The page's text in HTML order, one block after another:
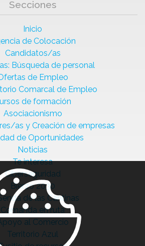
Secciones
Inicio
de Colocación
Candidatos/as
Búsqueda de personal
de Empleo
Comarcal de Empleo
de formación
Asociacionismo
as y Creación de empresas
de Oportunidades
Noticias
Te interesa
Ciberseguridad
Bierzo 2030
de las Cantinas
Comanda en ruta
al Comercio
Territorio Azul